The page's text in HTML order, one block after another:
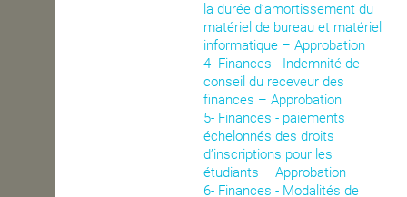
la durée d’amortissement du
matériel de bureau et matériel
informatique – Approbation
4- Finances - Indemnité de
conseil du receveur des
finances – Approbation
5- Finances - paiements
échelonnés des droits
d’inscriptions pour les
étudiants – Approbation
6- Finances - Modalités de